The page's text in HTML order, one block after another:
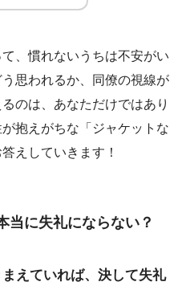
、慣れないうちは不安がい
思われるか、同僚の視線が
のは、あなただけではあり
抱えがちな「ジャケットな
えしていきます！
当に失礼にならない？
えていれば、決して失礼